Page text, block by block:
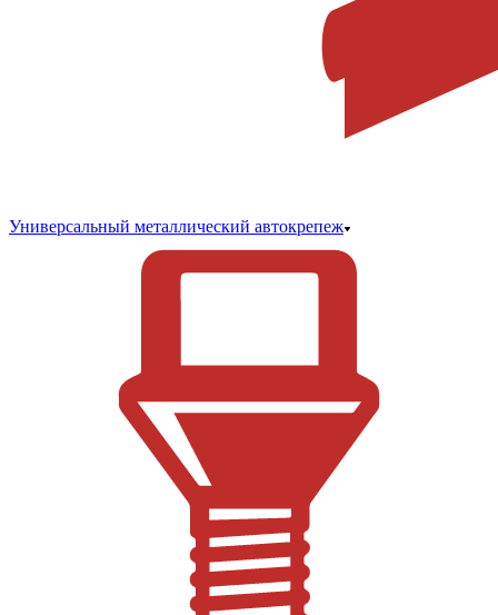
Универсальный металлический автокрепеж